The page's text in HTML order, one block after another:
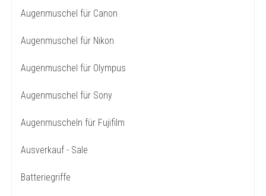
Augenmuschel für Canon
Augenmuschel für Nikon
Augenmuschel für Olympus
Augenmuschel für Sony
Augenmuscheln für Fujifilm
Ausverkauf - Sale
Batteriegriffe